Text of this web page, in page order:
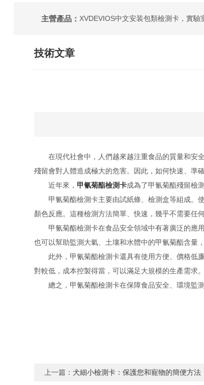
主營產品：
技術文章
在現代社會中，人們越來越注重食品的質量和安全
殘留會對人體造成極大的危害。因此，如何快速、準
近年來， 甲氰菊酯檢測卡成為了甲氰菊酯殘留檢
甲氰菊酯檢測卡主要由試紙條、檢測盒等組成。使
顏色反應。這種檢測方法簡單、快速，幾乎不需要任
甲氰菊酯檢測卡在食品安全領域中有著廣泛的應用
也可以幫助監測大氣、土壤和水體中的甲氰菊酯含量
此外，甲氰菊酯檢測卡還具有使用方便、價格低廉
對較低，成本控製得當，可以滿足大規模的生產需求
總之，甲氰菊酯檢測卡在保障食品安全、環境監測
上一篇：犬細小檢測卡：保護您和寵物的簡便方法